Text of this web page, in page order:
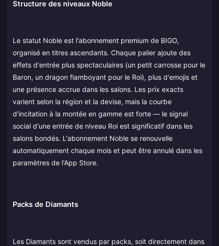
Structure des niveaux Noble
Le statut Noble est l'abonnement premium de BIGO,
organisé en titres ascendants. Chaque palier ajoute des
effets d'entrée plus spectaculaires (un petit carrosse pour le
Baron, un dragon flamboyant pour le Roi), plus d'emojis et
une présence accrue dans les salons. Les prix exacts
varient selon la région et la devise, mais la courbe
d'incitation à la montée en gamme est forte — le signal
social d'une entrée de niveau Roi est significatif dans les
salons bondés. L'abonnement Noble se renouvelle
automatiquement chaque mois et peut être annulé dans les
paramètres de l'App Store.
Packs de Diamants
Les Diamants sont vendus par packs, soit directement dans